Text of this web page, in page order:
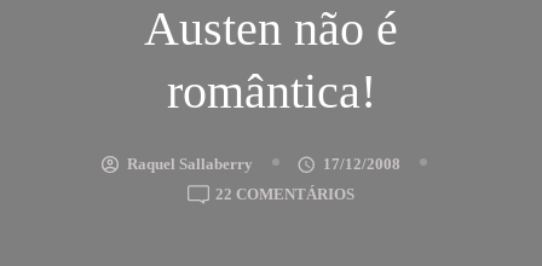
Austen não é
romântica!
Raquel Sallaberry
17/12/2008
22 COMENTÁRIOSEM